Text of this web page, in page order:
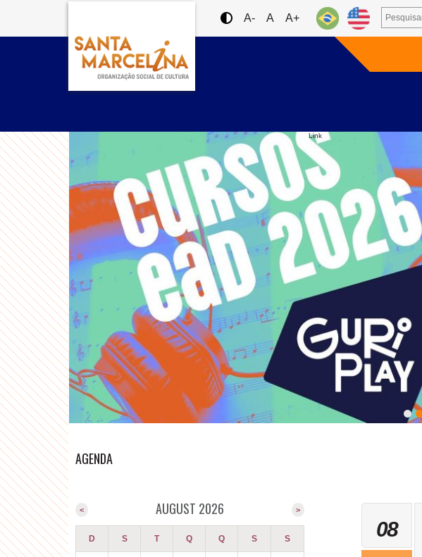
A- A A+
DO
Link
AGENDA
AUGUST 2026 >
<
D S T Q Q S S 08